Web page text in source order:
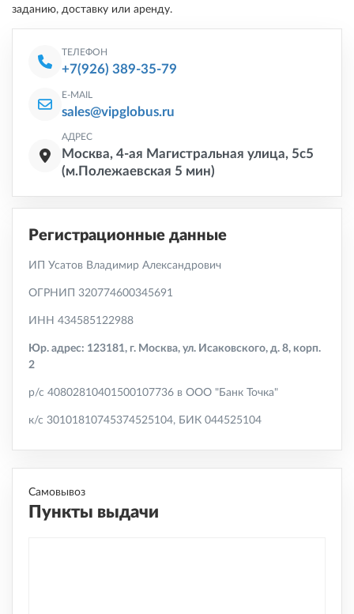
заданию, доставку или аренду.
ТЕЛЕФОН
+7(926) 389-35-79
E-MAIL
sales@vipglobus.ru
АДРЕС
Москва, 4-ая Магистральная улица, 5с5
(м.Полежаевская 5 мин)
Регистрационные данные
ИП Усатов Владимир Александрович
ОГРНИП 320774600345691
ИНН 434585122988
Юр. адрес: 123181, г. Москва, ул. Исаковского, д. 8, корп.
2
р/с 40802810401500107736 в ООО "Банк Точка"
к/с 30101810745374525104, БИК 044525104
Самовывоз
Пункты выдачи